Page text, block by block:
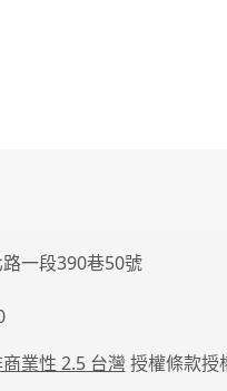
一段390巷50號
業性 2.5 台灣 授權條款授